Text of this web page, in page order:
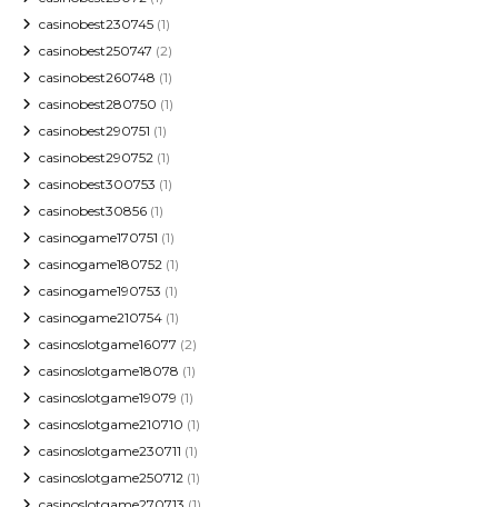
casinobest230745 (1)
casinobest250747 (2)
casinobest260748 (1)
casinobest280750 (1)
casinobest290751 (1)
casinobest290752 (1)
casinobest300753 (1)
casinobest30856 (1)
casinogame170751 (1)
casinogame180752 (1)
casinogame190753 (1)
casinogame210754 (1)
casinoslotgame16077 (2)
casinoslotgame18078 (1)
casinoslotgame19079 (1)
casinoslotgame210710 (1)
casinoslotgame230711 (1)
casinoslotgame250712 (1)